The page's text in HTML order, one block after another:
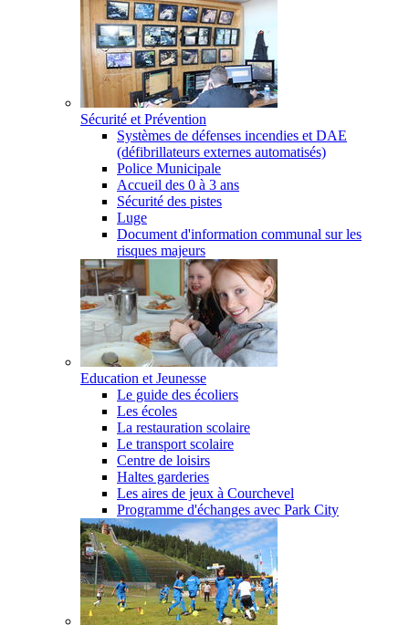
Sécurité et Prévention
Systèmes de défenses incendies et DAE
(défibrillateurs externes automatisés)
Police Municipale
Accueil des 0 à 3 ans
Sécurité des pistes
Luge
Document d'information communal sur les
risques majeurs
Education et Jeunesse
Le guide des écoliers
Les écoles
La restauration scolaire
Le transport scolaire
Centre de loisirs
Haltes garderies
Les aires de jeux à Courchevel
Programme d'échanges avec Park City